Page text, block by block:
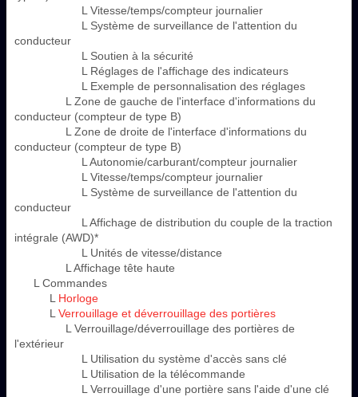
L Vitesse/temps/compteur journalier
L Système de surveillance de l'attention du
conducteur
L Soutien à la sécurité
L Réglages de l'affichage des indicateurs
L Exemple de personnalisation des réglages
L Zone de gauche de l'interface d'informations du
conducteur (compteur de type B)
L Zone de droite de l'interface d'informations du
conducteur (compteur de type B)
L Autonomie/carburant/compteur journalier
L Vitesse/temps/compteur journalier
L Système de surveillance de l'attention du
conducteur
L Affichage de distribution du couple de la traction
intégrale (AWD)*
L Unités de vitesse/distance
L Affichage tête haute
L Commandes
L Horloge
LVerrouillage et déverrouillage des portières
L Verrouillage/déverrouillage des portières de
l'extérieur
L Utilisation du système d'accès sans clé
L Utilisation de la télécommande
L Verrouillage d'une portière sans l'aide d'une clé